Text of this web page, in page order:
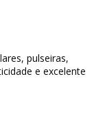
pulseiras,
e excelente